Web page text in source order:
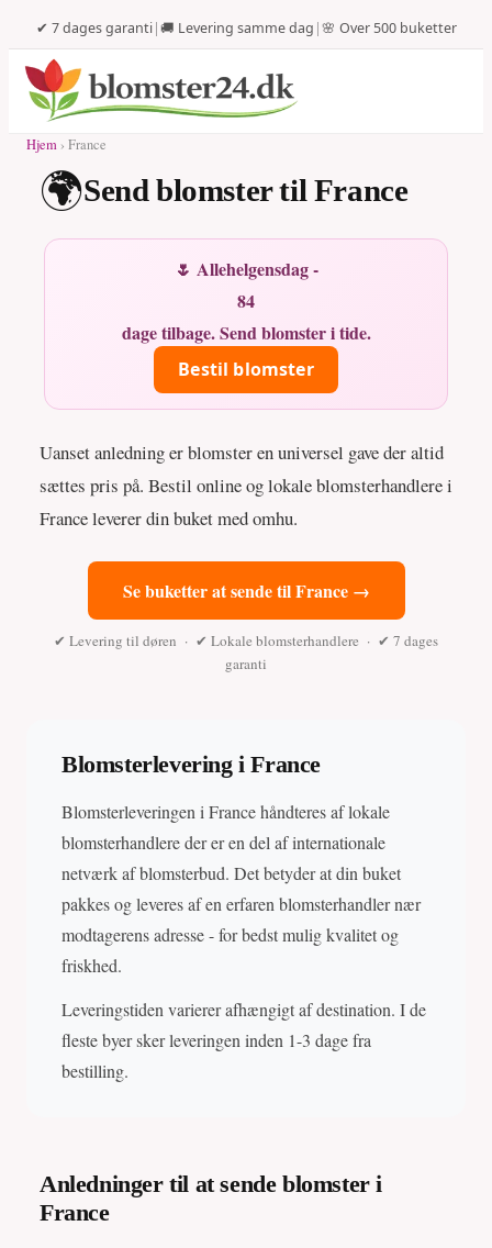
✔ 7 dages garanti|🚚 Levering samme dag |🌸 Over 500 buketter
Hjem › France
🌍Send blomster til France
🌷 Allehelgensdag -
84
dage tilbage. Send blomster i tide.
Bestil blomster
Uanset anledning er blomster en universel gave der altid
sættes pris på. Bestil online og lokale blomsterhandlere i
France leverer din buket med omhu.
Se buketter at sende til France →
✔ Levering til døren · ✔ Lokale blomsterhandlere · ✔ 7 dages
garanti
Blomsterlevering i France
Blomsterleveringen i France håndteres af lokale
blomsterhandlere der er en del af internationale
netværk af blomsterbud. Det betyder at din buket
pakkes og leveres af en erfaren blomsterhandler nær
modtagerens adresse - for bedst mulig kvalitet og
friskhed.
Leveringstiden varierer afhængigt af destination. I de
fleste byer sker leveringen inden 1-3 dage fra
bestilling.
Anledninger til at sende blomster i
France